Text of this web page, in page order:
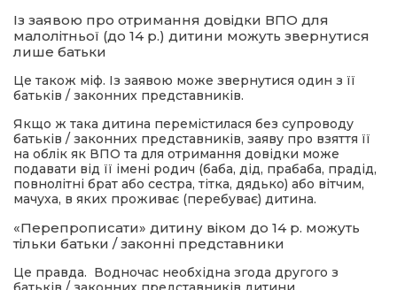
Із заявою про отримання довідки ВПО для
малолітньої (до 14 р.) дитини можуть звернутися
лише батьки
Це також міф. Із заявою може звернутися один з її
батьків / законних представників.
Якщо ж така дитина перемістилася без супроводу
батьків / законних представників, заяву про взяття її
на облік як ВПО та для отримання довідки може
подавати від її імені родич (баба, дід, прабаба, прадід,
повнолітні брат або сестра, тітка, дядько) або вітчим,
мачуха, в яких проживає (перебуває) дитина.
«Перепрописати» дитину віком до 14 р. можуть
тільки батьки / законні представники
Це правда. Водночас необхідна згода другого з